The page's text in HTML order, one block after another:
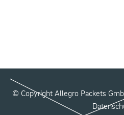
© Copyright Allegro Packets